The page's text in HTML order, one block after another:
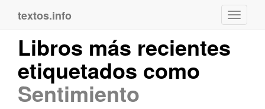
textos.info
Libros más recientes
etiquetados como
Sentimiento